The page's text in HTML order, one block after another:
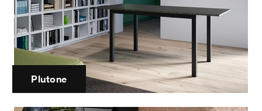
Plutone